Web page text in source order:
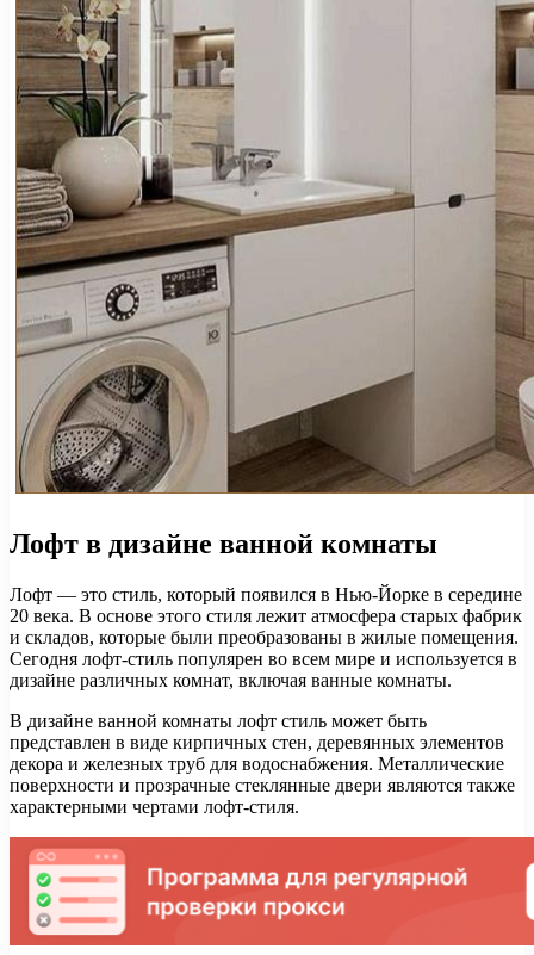
Лофт в дизайне ванной комнаты
Лофт — это стиль, который появился в Нью-Йорке в середине
20 века. В основе этого стиля лежит атмосфера старых фабрик
и складов, которые были преобразованы в жилые помещения.
Сегодня лофт-стиль популярен во всем мире и используется в
дизайне различных комнат, включая ванные комнаты.
В дизайне ванной комнаты лофт стиль может быть
представлен в виде кирпичных стен, деревянных элементов
декора и железных труб для водоснабжения. Металлические
поверхности и прозрачные стеклянные двери являются также
характерными чертами лофт-стиля.